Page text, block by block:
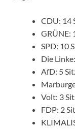
CDU: 14
GRÜNE:
SPD: 10
Die
AfD: 5
Volt: 3
FDP: 2